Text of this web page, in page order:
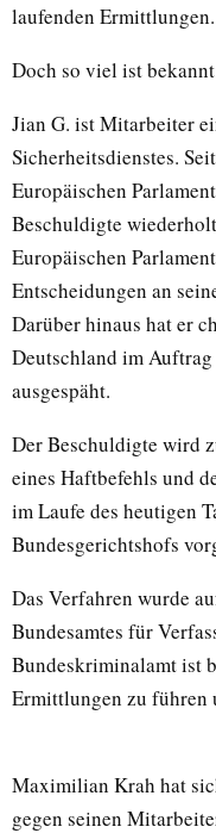
laufenden Ermittlungen.
Doch so viel ist
Jian G. ist Mitarbeiter
Sicherheitsdienstes.
Europäischen
Beschuldigte
Europäischen
Entscheidungen an
Darüber hinaus hat er
Deutschland im
ausgespäht.
Der Beschuldigte wird
eines Haftbefehls und
im Laufe des heutigen
Bundesgerichtshofs
Das Verfahren wurde
Bundesamtes für
Bundeskriminalamt ist
Ermittlungen zu führen
Maximilian Krah hat
gegen seinen